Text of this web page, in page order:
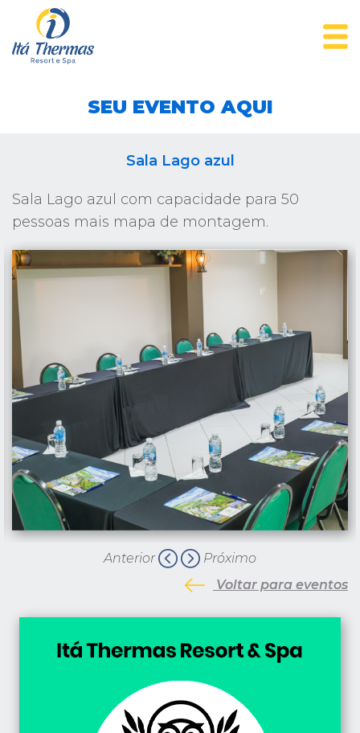
SEU EVENTO AQUI
Sala Lago azul
Sala Lago azul com capacidade para 50
pessoas mais mapa de montagem.
Anterior
Próximo
Voltar para eventos